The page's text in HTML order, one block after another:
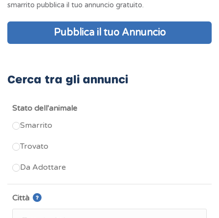
smarrito pubblica il tuo annuncio gratuito.
Pubblica il tuo Annuncio
Cerca tra gli annunci
Stato dell'animale
Smarrito
Trovato
Da Adottare
Città